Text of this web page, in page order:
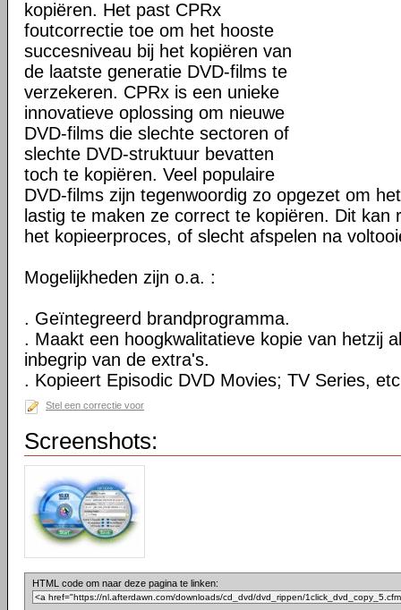
kopiëren. Het past CPRx
foutcorrectie toe om het hooste
succesniveau bij het kopiëren van
de laatste generatie DVD-films te
verzekeren. CPRx is een unieke
innovatieve oplossing om nieuwe
DVD-films die slechte sectoren of
slechte DVD-struktuur bevatten
toch te kopiëren. Veel populaire
DVD-films zijn tegenwoordig zo opgezet om
lastig te maken ze correct te kopiëren. Dit kan
het kopieerproces, of slecht afspelen na
Mogelijkheden zijn o.a. :
. Geïntegreerd brandprogramma.
. Maakt een hoogkwalitatieve kopie van hetzij
inbegrip van de extra's.
. Kopieert Episodic DVD Movies; TV Series,
Stel een correctie voor
Screenshots:
HTML code om naar deze pagina te linken: